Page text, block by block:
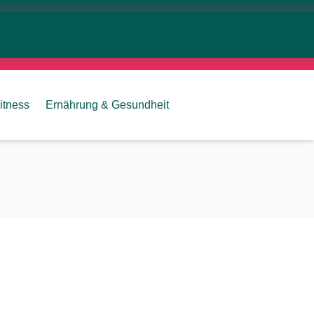
Ernährung & Gesundheit